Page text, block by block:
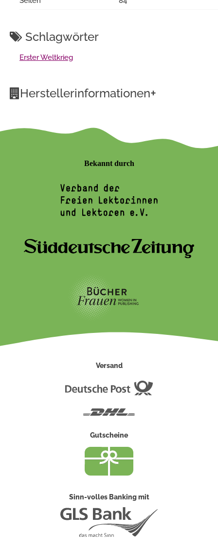
Schlagwörter
Erster Weltkrieg
Herstellerinformationen+
Bekannt durch
Versand
Gutscheine
Sinn-volles Banking mit